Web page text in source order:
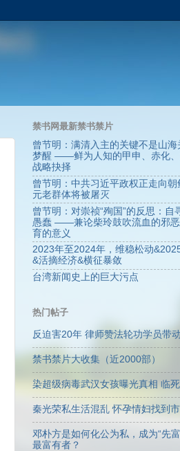
禁书网最新禁书禁片
曾节明：满清入主的关键不是山
梦醒 ——鲜为人知的甲申、赤化、
战略抉择
曾节明：中共习近平政权正走向
元老群体将被屠灭
曾节明：对崇祯“殉国”的反思：自
愚蠢 ——兼论柴玲鼓吹流血的邪
育的意义
2023年至2024年，维稳松动
&活摘经济&横征暴敛
台湾新闻史上的巨大污点
热门帖子
反迫害20年 律师赞法轮功学员带
禁书禁片大收集（近2000部）
染超级病毒武汉女孩曝光真相 临
秦光荣私生活混乱 怀孕情妇找到
邓朴方是如何化公为私，成为“先
最富有者？